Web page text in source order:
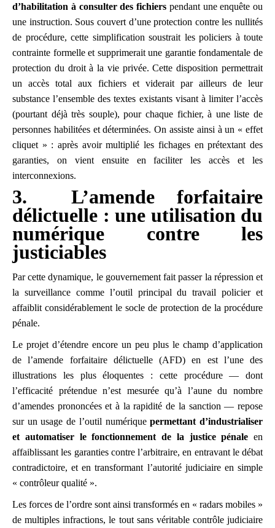
d’habilitation à consulter des fichiers pendant une enquête ou
une instruction. Sous couvert d’une protection contre les nullités
de procédure, cette simplification soustrait les policiers à toute
contrainte formelle et supprimerait une garantie fondamentale de
protection du droit à la vie privée. Cette disposition permettrait
un accès total aux fichiers et viderait par ailleurs de leur
substance l’ensemble des textes existants visant à limiter l’accès
(pourtant déjà très souple), pour chaque fichier, à une liste de
personnes habilitées et déterminées. On assiste ainsi à un « effet
cliquet » : après avoir multiplié les fichages en prétextant des
garanties, on vient ensuite en faciliter les accès et les
interconnexions.
3. L’amende forfaitaire
délictuelle : une utilisation du
numérique contre les
justiciables
Par cette dynamique, le gouvernement fait passer la répression et
la surveillance comme l’outil principal du travail policier et
affaiblit considérablement le socle de protection de la procédure
pénale.
Le projet d’étendre encore un peu plus le champ d’application
de l’amende forfaitaire délictuelle (AFD) en est l’une des
illustrations les plus éloquentes : cette procédure — dont
l’efficacité prétendue n’est mesurée qu’à l’aune du nombre
d’amendes prononcées et à la rapidité de la sanction — repose
sur un usage de l’outil numériquepermettant d’industrialiser
et automatiser le fonctionnement de la justice pénale en
affaiblissant les garanties contre l’arbitraire, en entravant le débat
contradictoire, et en transformant l’autorité judiciaire en simple
« contrôleur qualité ».
Les forces de l’ordre sont ainsi transformés en « radars mobiles »
de multiples infractions, le tout sans véritable contrôle judiciaire